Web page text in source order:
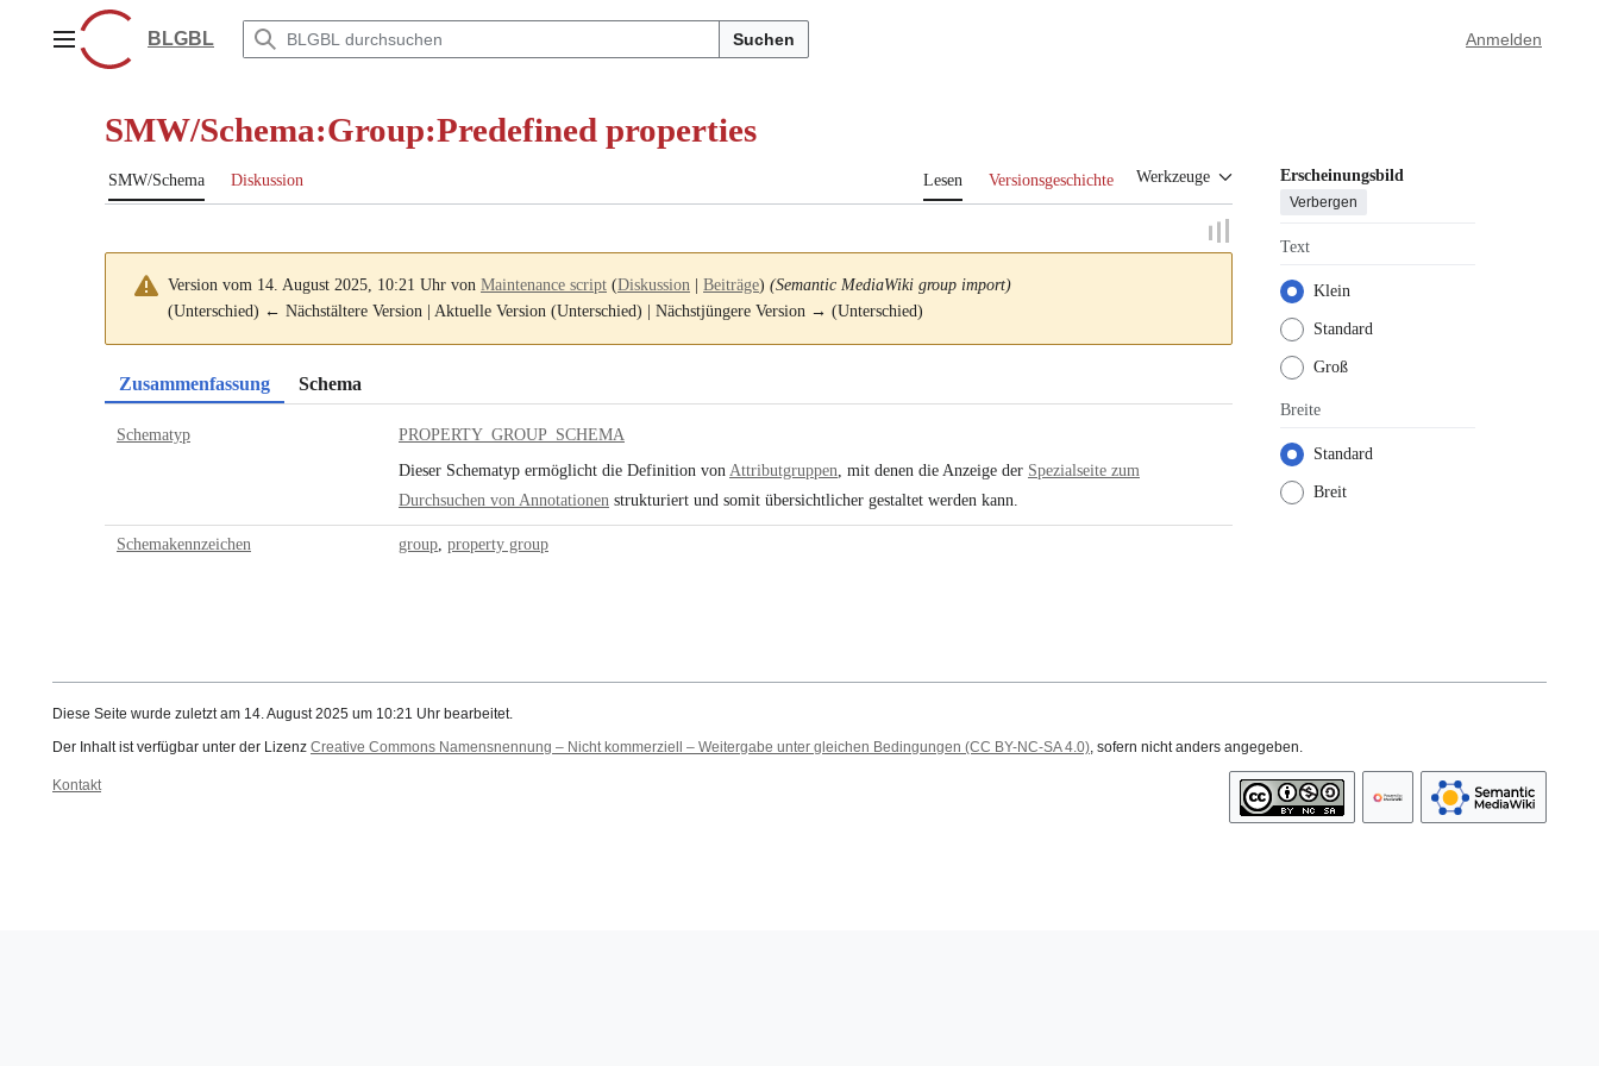
springenHauptmenüBLGBL Suchen Anmelden
SMW/Schema:Group:Predefined properties
SMW/Schema Diskussion Lesen Versionsgeschichte Werkzeuge Erscheinungsbild
Verbergen
Text
Klein
Standard
Groß
Breite
Standard
Breit
Version vom 14. August 2025, 10:21 Uhr von Maintenance script (Diskussion | Beiträge) (Semantic MediaWiki group import)
(Unterschied) ← Nächstältere Version | Aktuelle Version (Unterschied) | Nächstjüngere Version → (Unterschied)
Zusammenfassung Schema
Schematyp
PROPERTY_GROUP_SCHEMA
Dieser Schematyp ermöglicht die Definition von Attributgruppen , mit denen die Anzeige der Spezialseite zum
Durchsuchen von Annotationen strukturiert und somit übersichtlicher gestaltet werden kann.
Schemakennzeichen group property group
Diese Seite wurde zuletzt am 14. August 2025 um 10:21 Uhr bearbeitet.
Der Inhalt ist verfügbar unter der Lizenz Creative Commons Namensnennung – Nicht kommerziell – Weitergabe unter gleichen Bedingungen (CC BY-NC-SA 4.0), sofern nicht anders angegeben.
Kontakt